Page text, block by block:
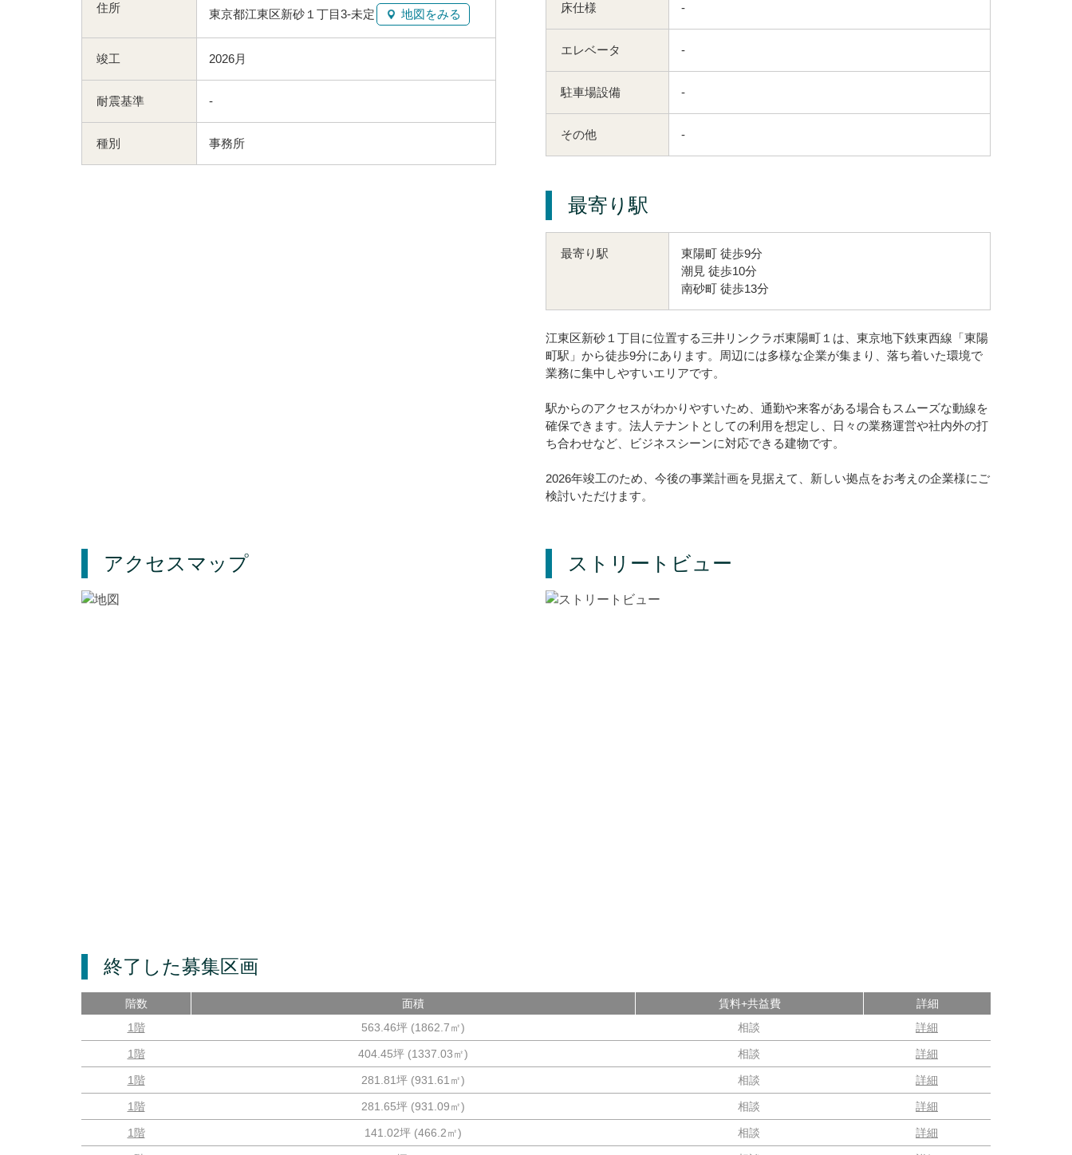
住所 東京都江東区新砂１丁目3-未定 地図をみる
竣工 2026月
耐震基準 -
種別 事務所
床仕様 -
エレベータ -
駐車場設備 -
その他 -
最寄り駅
最寄り駅 東陽町 徒歩9分
潮見 徒歩10分
南砂町 徒歩13分
江東区新砂１丁目に位置する三井リンクラボ東陽町１は、東京地下鉄東西線「東陽
町駅」から徒歩9分にあります。周辺には多様な企業が集まり、落ち着いた環境で
業務に集中しやすいエリアです。
駅からのアクセスがわかりやすいため、通勤や来客がある場合もスムーズな動線を
確保できます。法人テナントとしての利用を想定し、日々の業務運営や社内外の打
ち合わせなど、ビジネスシーンに対応できる建物です。
2026年竣工のため、今後の事業計画を見据えて、新しい拠点をお考えの企業様にご
検討いただけます。
アクセスマップ ストリートビュー
終了した募集区画
階数 面積 賃料+共益費
詳細
1階
563.46坪 (1862.7㎡) 相談 詳細
1階 404.45坪 (1337.03㎡) 相談 詳細
1階 281.81坪 (931.61 ㎡) 相談 詳細
1階 281.65坪 (931.09㎡) 相談 詳細
1階 141.02坪 (466.2㎡) 相談 詳細